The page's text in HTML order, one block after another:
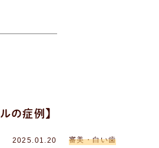
の症例】
2025.01.20 審美・白い歯